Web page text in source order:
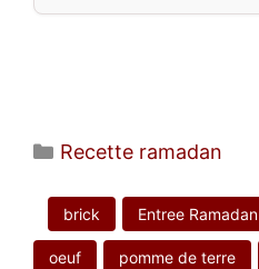
Catégories
Recette ramadan
brick Entree Ramadan
oeuf pomme de terre